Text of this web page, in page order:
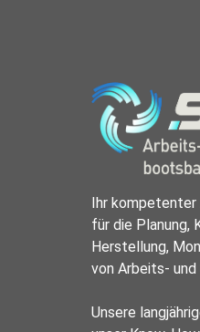
Ihr kompetenter
für die Planung,
Herstellung,
von Arbeits- und
Unsere